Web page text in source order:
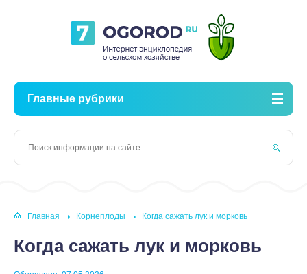
Главные рубрики
Главная Корнеплоды Когда сажать лук и морковь
Когда сажать лук и морковь